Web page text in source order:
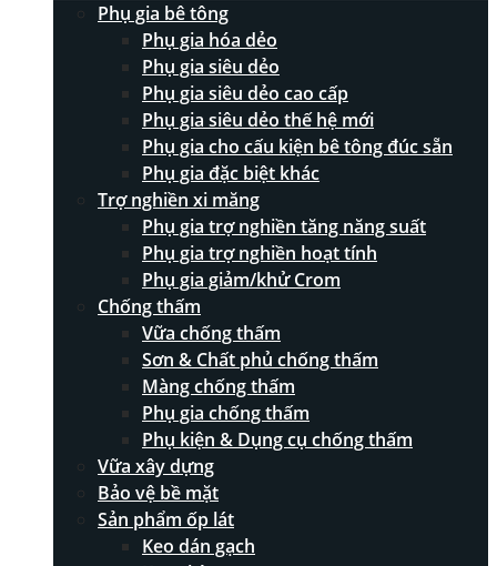
Phụ gia bê tông
Phụ gia hóa dẻo
Phụ gia siêu dẻo
Phụ gia siêu dẻo cao cấp
Phụ gia siêu dẻo thế hệ mới
Phụ gia cho cấu kiện bê tông đúc sẵn
Phụ gia đặc biệt khác
Trợ nghiền xi măng
Phụ gia trợ nghiền tăng năng suất
Phụ gia trợ nghiền hoạt tính
Phụ gia giảm/khử Crom
Chống thấm
Vữa chống thấm
Sơn & Chất phủ chống thấm
Màng chống thấm
Phụ gia chống thấm
Phụ kiện & Dụng cụ chống thấm
Vữa xây dựng
Bảo vệ bề mặt
Sản phẩm ốp lát
Keo dán gạch